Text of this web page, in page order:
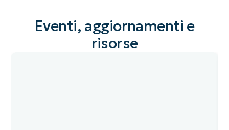
Eventi, aggiornamenti e
risorse